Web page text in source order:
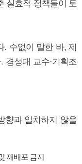
실효적 정책들이 토
. 수없이 말한 바, 제
경성대 교수·기획조
향과 일치하지 않을
재배포 금지